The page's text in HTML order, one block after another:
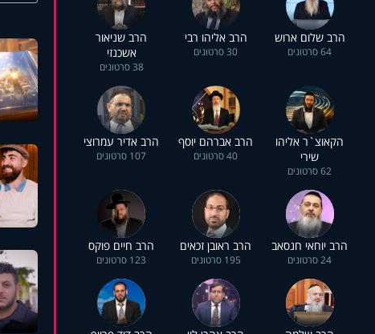
הרב שלום ארוש
64 סרטונים
הרב אליהו רבי
30 סרטונים
הרב שניאור
אשכנזי
38 סרטונים
הקאוצ`ר אליהו
שירי
62 סרטונים
הרב אברהם יוסף
40 סרטונים
הרב אדיר עמרוצי
107 סרטונים
הרב יוחאי חנסאב
24 סרטונים
הרב ראובן זכאים
195 סרטונים
הרב חיים פוקס
123 סרטונים